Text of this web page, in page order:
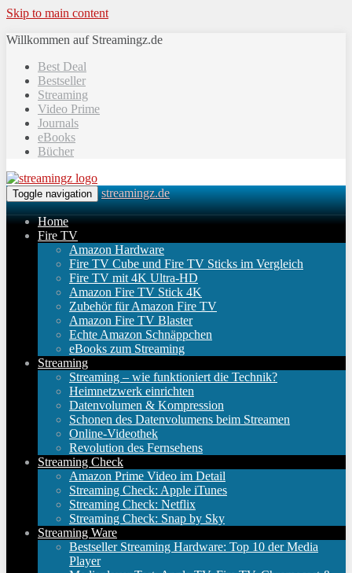
Skip to main content
Willkommen auf Streamingz.de
Best Deal
Bestseller
Streaming
Video Prime
Journals
eBooks
Bücher
Toggle navigation streamingz.de
Home
Fire TV
Amazon Hardware
Fire TV Cube und Fire TV Sticks im Vergleich
Fire TV mit 4K Ultra-HD
Amazon Fire TV Stick 4K
Zubehör für Amazon Fire TV
Amazon Fire TV Blaster
Echte Amazon Schnäppchen
eBooks zum Streaming
Streaming
Streaming – wie funktioniert die Technik?
Heimnetzwerk einrichten
Datenvolumen & Kompression
Schonen des Datenvolumens beim Streamen
Online-Videothek
Revolution des Fernsehens
Streaming Check
Amazon Prime Video im Detail
Streaming Check: Apple iTunes
Streaming Check: Netflix
Streaming Check: Snap by Sky
Streaming Ware
Bestseller Streaming Hardware: Top 10 der Media
Player